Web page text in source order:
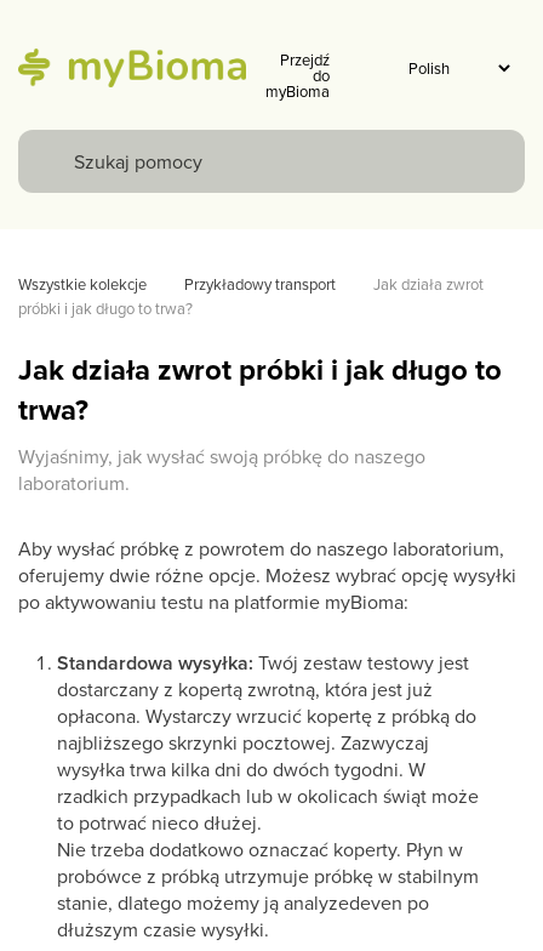
Przejdź
do
myBioma
Wszystkie kolekcje Przykładowy transport
Jak działa zwrot
próbki i jak długo to trwa?
Jak działa zwrot próbki i jak długo to
trwa?
Wyjaśnimy, jak wysłać swoją próbkę do naszego
laboratorium.
Aby wysłać próbkę z powrotem do naszego laboratorium,
oferujemy dwie różne opcje. Możesz wybrać opcję wysyłki
po aktywowaniu testu na platformie myBioma:
Standardowa wysyłka: Twój zestaw testowy jest
dostarczany z kopertą zwrotną, która jest już
opłacona. Wystarczy wrzucić kopertę z próbką do
najbliższego skrzynki pocztowej. Zazwyczaj
wysyłka trwa kilka dni do dwóch tygodni. W
rzadkich przypadkach lub w okolicach świąt może
to potrwać nieco dłużej.
Nie trzeba dodatkowo oznaczać koperty. Płyn w
probówce z próbką utrzymuje próbkę w stabilnym
stanie, dlatego możemy ją analyzedeven po
dłuższym czasie wysyłki.